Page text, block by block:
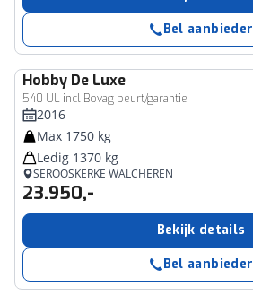
Bel aanbieder
Hobby De Luxe
540 UL incl Bovag beurt/garantie
2016
Max 1750 kg
Ledig 1370 kg
SEROOSKERKE WALCHEREN
23.950,-
Bekijk details
Bel aanbieder